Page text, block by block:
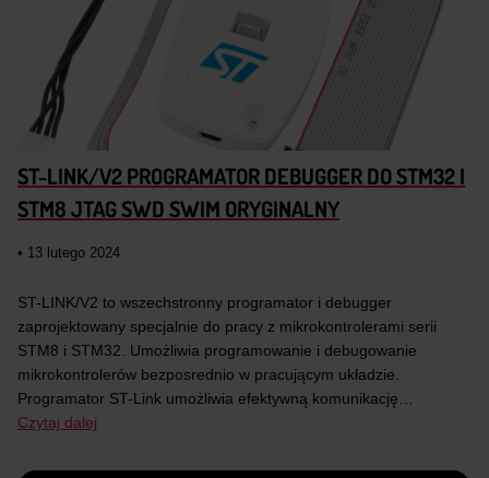
ST-LINK/V2 PROGRAMATOR DEBUGGER DO STM32 I
STM8 JTAG SWD SWIM ORYGINALNY
• 13 lutego 2024
ST-LINK/V2 to wszechstronny programator i debugger
zaprojektowany specjalnie do pracy z mikrokontrolerami serii
STM8 i STM32. Umożliwia programowanie i debugowanie
mikrokontrolerów bezposrednio w pracującym układzie.
Programator ST-Link umożliwia efektywną komunikację…
Czytaj dalej